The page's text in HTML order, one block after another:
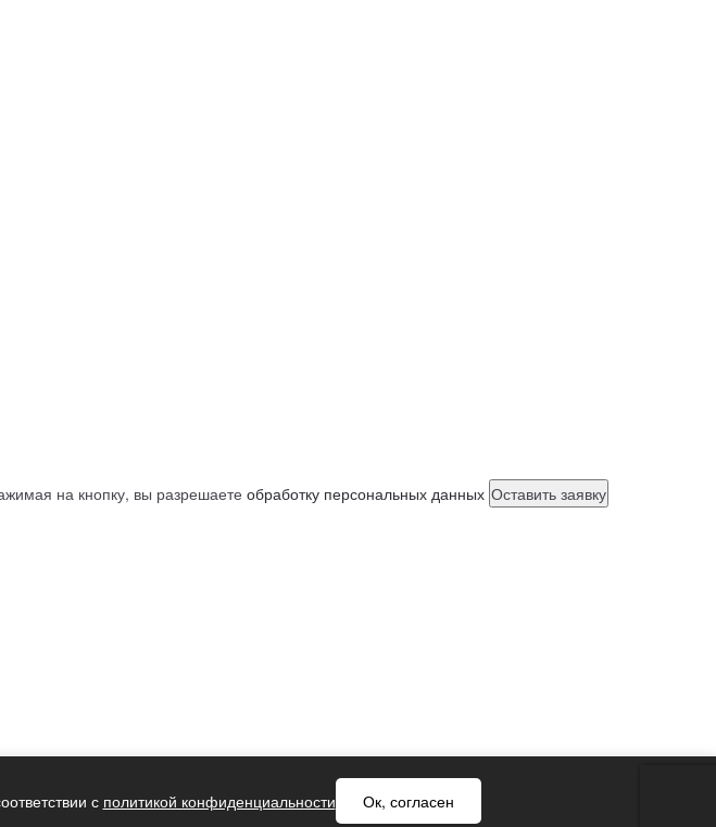
на кнопку, вы разрешаете обработку персональных данных
с политикой конфиденциальности Ок, согласен